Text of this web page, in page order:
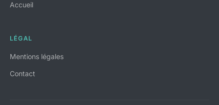
Accueil
LÉGAL
Mentions légales
Contact